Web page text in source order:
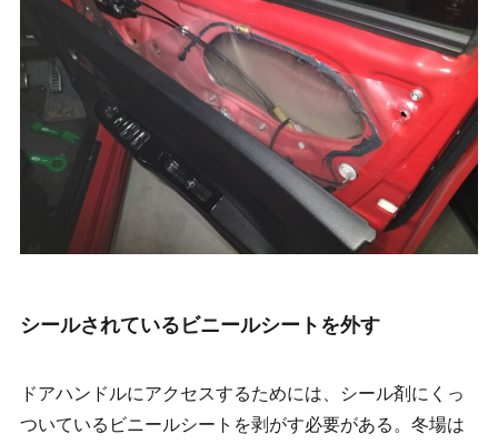
シールされているビニールシートを外す
ドアハンドルにアクセスするためには、シール剤にくっ
ついているビニールシートを剥がす必要がある。冬場は